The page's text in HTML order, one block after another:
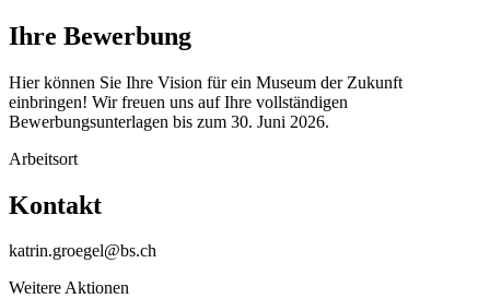
Ihre Bewerbung
Hier können Sie Ihre Vision für ein Museum der Zukunft
einbringen! Wir freuen uns auf Ihre vollständigen
Bewerbungsunterlagen bis zum 30. Juni 2026.
Arbeitsort
Kontakt
katrin.groegel@bs.ch
Weitere Aktionen